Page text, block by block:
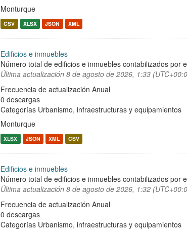
Monturque
CSV XLSX JSON XML
Edificios e inmuebles
Número total de edificios e inmuebles contabilizados por
Última actualización 8 de agosto de 2026, 1:33
Frecuencia de actualización Anual
0 descargas
Categorías Urbanismo, infraestructuras y equipamientos
Monturque
XLSX JSON XML CSV
Edificios e inmuebles
Número total de edificios e inmuebles contabilizados por
Última actualización 8 de agosto de 2026, 1:32
Frecuencia de actualización Anual
0 descargas
Categorías Urbanismo, infraestructuras y equipamientos